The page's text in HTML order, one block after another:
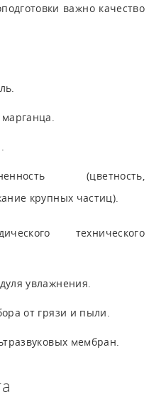
важно качество
(цветность,
крупных частиц).
технического
увлажнения.
от грязи и пыли.
мембран.